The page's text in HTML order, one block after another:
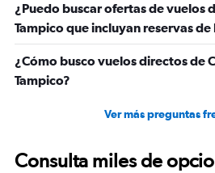
¿Puedo buscar ofertas de vuelos
Tampico que incluyan reservas de
¿Cómo busco vuelos directos de
Tampico?
Ver más preguntas
Consulta miles de